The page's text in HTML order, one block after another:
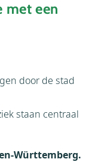
met een
door de stad
staan centraal
Württemberg.